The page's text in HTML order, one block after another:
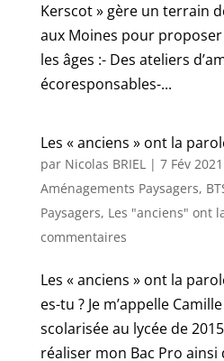
Kerscot » gère un terrain
aux Moines pour
les âges :- Des ateliers
écoresponsables-...
Les « anciens » ont la
par Nicolas BRIEL| 7 Fév 2021
Aménagements Paysagers,
Paysagers, Les "anciens" ont
commentaires
Les « anciens » ont la
es-tu ? Je m’appelle
scolarisée au lycée de
réaliser mon Bac Pro ainsi